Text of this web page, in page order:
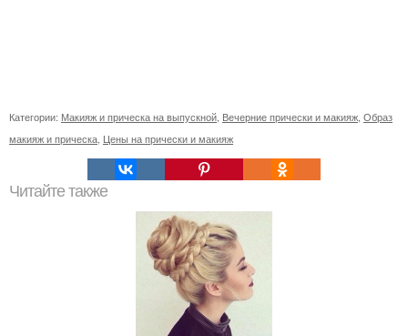
Категории: Макияж и прическа на выпускной, Вечерние прически и макияж, Образ
макияж и прическа, Цены на прически и макияж
Читайте также